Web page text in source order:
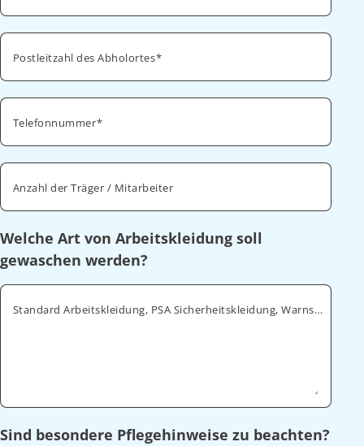
Postleitzahl des Abholortes
Telefonnummer
Anzahl der Träger / Mitarbeiter
Welche Art von Arbeitskleidung soll
gewaschen werden?
Standard Arbeitskleidung, PSA Sicherheitskleidung, Warnschutz, ESD
Sind besondere Pflegehinweise zu beachten?